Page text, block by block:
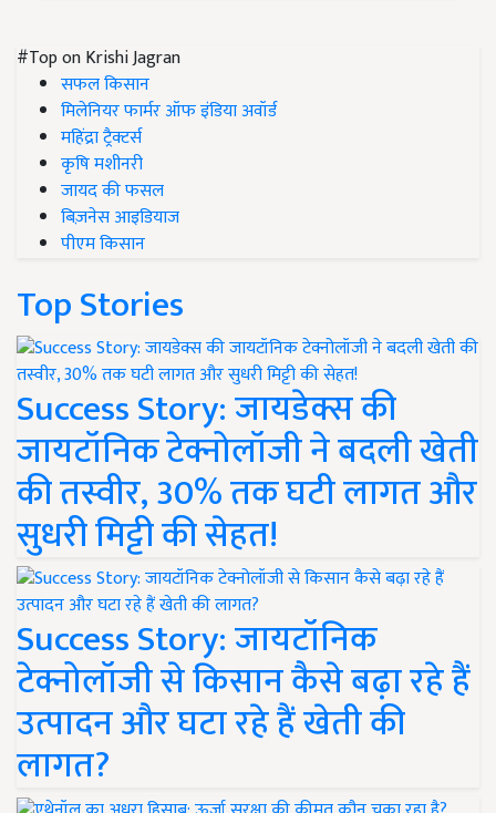
#Top on Krishi Jagran
सफल किसान
मिलेनियर फार्मर ऑफ इंडिया अवॉर्ड
महिंद्रा ट्रैक्टर्स
कृषि मशीनरी
जायद की फसल
बिज़नेस आइडियाज
पीएम किसान
Top Stories
Success Story: जायडेक्स की
जायटॉनिक टेक्नोलॉजी ने बदली खेती
की तस्वीर, 30% तक घटी लागत और
सुधरी मिट्टी की सेहत!
Success Story: जायटॉनिक
टेक्नोलॉजी से किसान कैसे बढ़ा रहे हैं
उत्पादन और घटा रहे हैं खेती की
लागत?